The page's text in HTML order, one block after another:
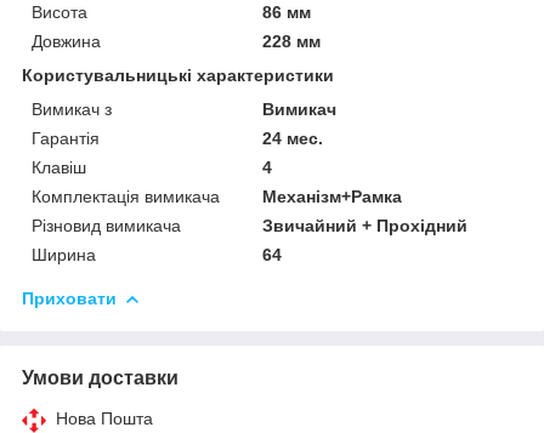
Висота
86 мм
Довжина
228 мм
Користувальницькі характеристики
Вимикач з
Вимикач
Гарантія
24 мес.
Клавіш
4
Комплектація вимикача
Механізм+Рамка
Різновид вимикача
Звичайний + Прохідний
Ширина
64
Приховати
Умови доставки
Нова Пошта